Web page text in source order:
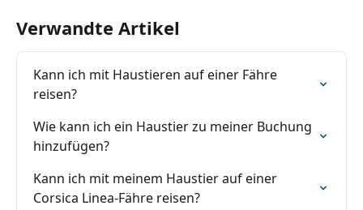
Verwandte Artikel
Kann ich mit Haustieren auf einer Fähre
reisen?
Wie kann ich ein Haustier zu meiner Buchung
hinzufügen?
Kann ich mit meinem Haustier auf einer
Corsica Linea-Fähre reisen?